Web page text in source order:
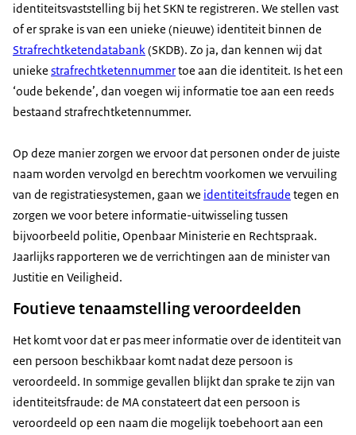
identiteitsvaststelling bij het SKN te registreren. We stellen vast
of er sprake is van een unieke (nieuwe) identiteit binnen de
Strafrechtketendatabank(SKDB). Zo ja, dan kennen wij dat
unieke strafrechtketennummertoe aan die identiteit. Is het een
‘oude bekende’, dan voegen wij informatie toe aan een reeds
bestaand strafrechtketennummer.
Op deze manier zorgen we ervoor dat personen onder de juiste
naam worden vervolgd en berechtm voorkomen we vervuiling
van de registratiesystemen, gaan we identiteitsfraude tegen en
zorgen we voor betere informatie-uitwisseling tussen
bijvoorbeeld politie, Openbaar Ministerie en Rechtspraak.
Jaarlijks rapporteren we de verrichtingen aan de minister van
Justitie en Veiligheid.
Foutieve tenaamstelling veroordeelden
Het komt voor dat er pas meer informatie over de identiteit van
een persoon beschikbaar komt nadat deze persoon is
veroordeeld. In sommige gevallen blijkt dan sprake te zijn van
identiteitsfraude: de MA constateert dat een persoon is
veroordeeld op een naam die mogelijk toebehoort aan een